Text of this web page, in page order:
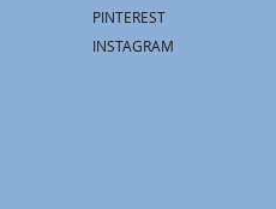
PINTEREST
INSTAGRAM